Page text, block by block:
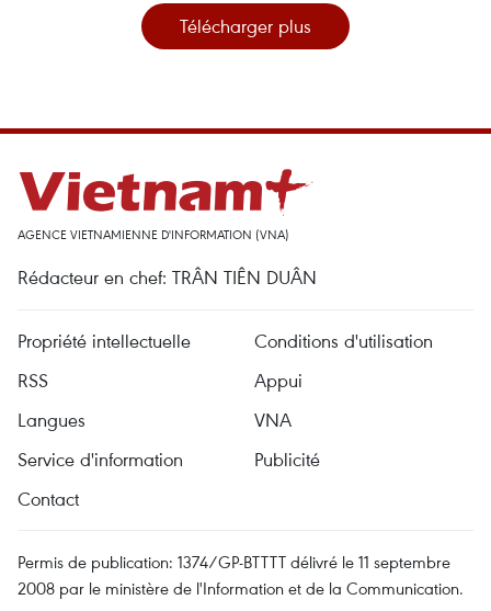
Télécharger plus
AGENCE VIETNAMIENNE D'INFORMATION (VNA)
Rédacteur en chef: TRÂN TIÊN DUÂN
Propriété intellectuelle
Conditions d'utilisation
RSS
Appui
Langues
VNA
Service d'information
Publicité
Contact
Permis de publication: 1374/GP-BTTTT délivré le 11 septembre
2008 par le ministère de l'Information et de la Communication.